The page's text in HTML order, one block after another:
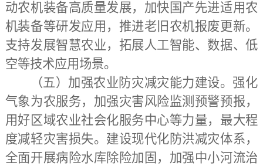
动农机装备高质量发展，加快国产先进适用农
机装备等研发应用，推进老旧农机报废更新。
支持发展智慧农业，拓展人工智能、数据、低
空等技术应用场景。
（五）加强农业防灾减灾能力建设。 强化
气象为农服务，加强灾害风险监测预警预报，
用好区域农业社会化服务中心等力量，最大程
度减轻灾害损失。建设现代化防洪减灾体系，
全面开展病险水库除险加固，加强中小河流治